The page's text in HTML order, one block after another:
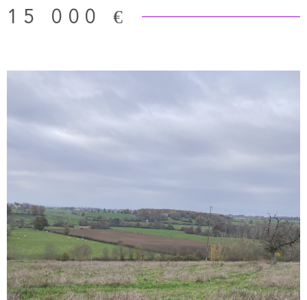
collecte des eaux usées. FRAIS D'AGENCE A LA CHARGE
15 000 €
VOIR LE BIEN